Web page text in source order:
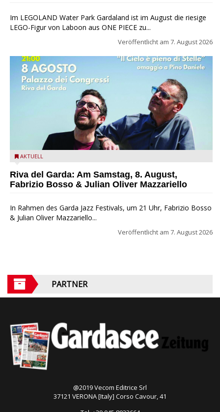
Im LEGOLAND Water Park Gardaland ist im August die riesige
LEGO-Figur von Laboon aus ONE PIECE zu...
Veröffentlicht am 7. August 2026
Fabrizio Bosso & Julian Oliver Mazzariello zu Gast beim Garda
AKTUELL
Riva del Garda: Am Samstag, 8. August,
Fabrizio Bosso & Julian Oliver Mazzariello
In Rahmen des Garda Jazz Festivals, um 21 Uhr, Fabrizio Bosso
& Julian Oliver Mazzariello...
Veröffentlicht am 7. August 2026
PARTNER
@2019 Vecom Editrice Srl
37121 VERONA [Italy] Corso Cavour, 41